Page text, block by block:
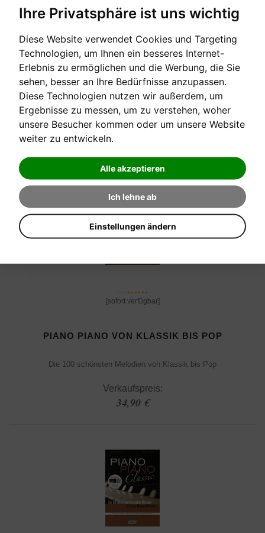
Ihre Privatsphäre ist uns wichtig
Diese Website verwendet Cookies und Targeting
Technologien, um Ihnen ein besseres Internet-
Erlebnis zu ermöglichen und die Werbung, die Sie
sehen, besser an Ihre Bedürfnisse anzupassen.
Diese Technologien nutzen wir außerdem, um
Ergebnisse zu messen, um zu verstehen, woher
unsere Besucher kommen oder um unsere Website
weiter zu entwickeln.
Alle akzeptieren
Ich lehne ab
Einstellungen ändern
[sofort verfügbar]
PIANO PIANO VON KLASSIK BIS POP BAND 2
Die 100 schönsten Melodien von Klassik bis Pop
Verkaufspreis:
[sofort verfügbar]
PIANO PIANO VON KLASSIK BIS POP
Die 100 schönsten Melodien von Klassik bis Pop
Verkaufspreis:
34,90 €